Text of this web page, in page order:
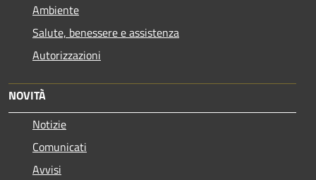
Ambiente
Salute, benessere e assistenza
Autorizzazioni
NOVITÀ
Notizie
Comunicati
Avvisi